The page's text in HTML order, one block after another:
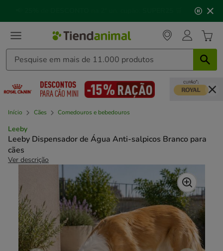
mensagem,
Início Cães Comedouros e bebedouros
Leeby
Leeby Dispensador de Água Anti-salpicos Branco para
cães
Ver descrição